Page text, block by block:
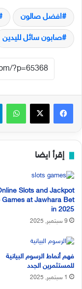
افضل صالون
صابون سائل لليدين
فيسبوك‫X
إقرأ ايضا
Slots and Jackpot
Games at Jawhara Bet
in 2025
9 سبتمبر, 2025
فهم أنماط الرسوم البيانية
للمستثمرين الجدد
1 سبتمبر, 2025